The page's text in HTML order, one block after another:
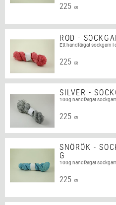
225 KR
RÖD -
Ett handfärgat sockgarn i
225 KR
SILVER -
100g handfärgat
225 KR
SNÖRÖK -
G
100g handfärgat
225 KR